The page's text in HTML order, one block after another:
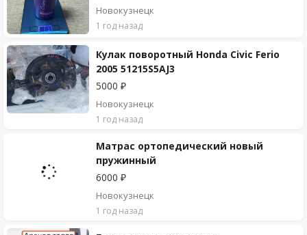
Новокузнецк
1 год назад
Кулак поворотный Honda Civic Ferio
2005 51215S5AJ3
5000 ₽
Новокузнецк
1 год назад
Матрас ортопедический новый
пружинный
6000 ₽
Новокузнецк
1 год назад